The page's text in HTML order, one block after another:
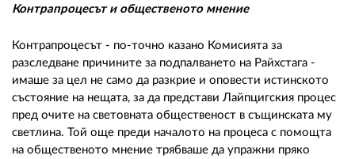
Контрапроцесът и общественото мнение
Контрапроцесът - по-точно казано Комисията за
разследване причините за подпалването на Райхстага -
имаше за цел не само да разкрие и оповести истинското
състояние на нещата, за да представи Лайпцигския процес
пред очите на световната общественост в същинската му
светлина. Той още преди началото нa процеса с помощта
на общественото мнение трябваше да упражни пряко